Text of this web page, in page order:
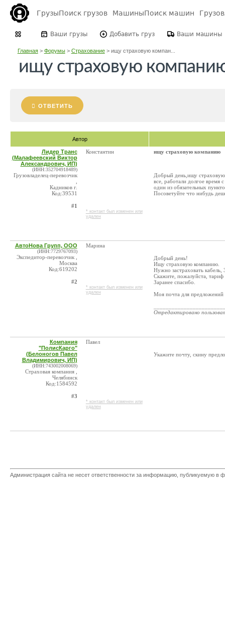
ГрузыПоиск грузов МашиныПоиск машин
Ваши грузы Добавить груз Ваши машины
Главная> Форумы> Страхование> ищу страховую компан...
ищу страховую
ОТВЕТИТЬ
Автор
Лидер Транс
(Малафеевский Виктор
Александрович, ИП)
(ИНН:352704918489)
Грузовладелец-перевозчик
Кадников г.
Код:39531
#1
Константин
* контакт был изменен или
удален
ищу страховую компанию
Добрый день,ищу страховую
все, работали долгое время
один из обязательных
Посоветуйте что нибудь
АвтоНова Групп, ООО
(ИНН:7729767093)
Экспедитор-перевозчик ,
Москва
Код:619202
#2
Марина
* контакт был изменен или
удален
Добрый день!
Ищу страховую компанию.
Нужно застраховать
Скажите, пожалуйста, тариф
Заранее спасибо.
Моя почта для предложений
Отредактировано
Компания
"ПолисКарго"
(Белоногов Павел
Владимирович, ИП)
(ИНН:743002008069)
Страховая компания ,
Челябинск
Код:1584592
#3
Павел
* контакт был изменен или
удален
Укажите почту, скину
Администрация сайта не несет ответственности за информацию, публикуемую